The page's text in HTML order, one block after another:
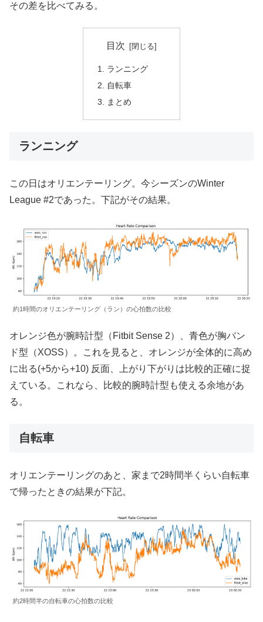
その差を比べてみる。
目次
ランニング
自転車
まとめ
ランニング
この日はオリエンテーリング。今シーズンのWinter
League #2であった。下記がその結果。
約1時間のオリエンテーリング（ラン）の心拍数の比較
オレンジ色が腕時計型（Fitbit Sense 2）、青色が胸バン
ド型（XOSS）。これを見ると、オレンジが全体的に高め
に出る(+5から+10) 反面、上がり下がりは比較的正確に捉
えている。これなら、比較的腕時計型も使える余地があ
る。
自転車
オリエンテーリングのあと、家まで2時間半くらい自転車
で帰ったときの結果が下記。
約2時間半の自転車の心拍数の比較